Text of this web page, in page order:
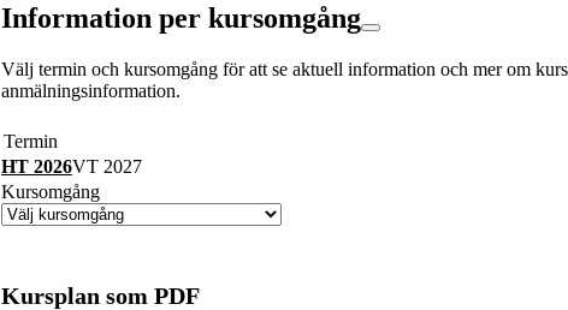
Information per kursomgång
Välj termin och kursomgång för att se aktuell information och mer om
anmälningsinformation.
Termin
HT 2026VT 2027
Kursomgång
Kursplan som PDF